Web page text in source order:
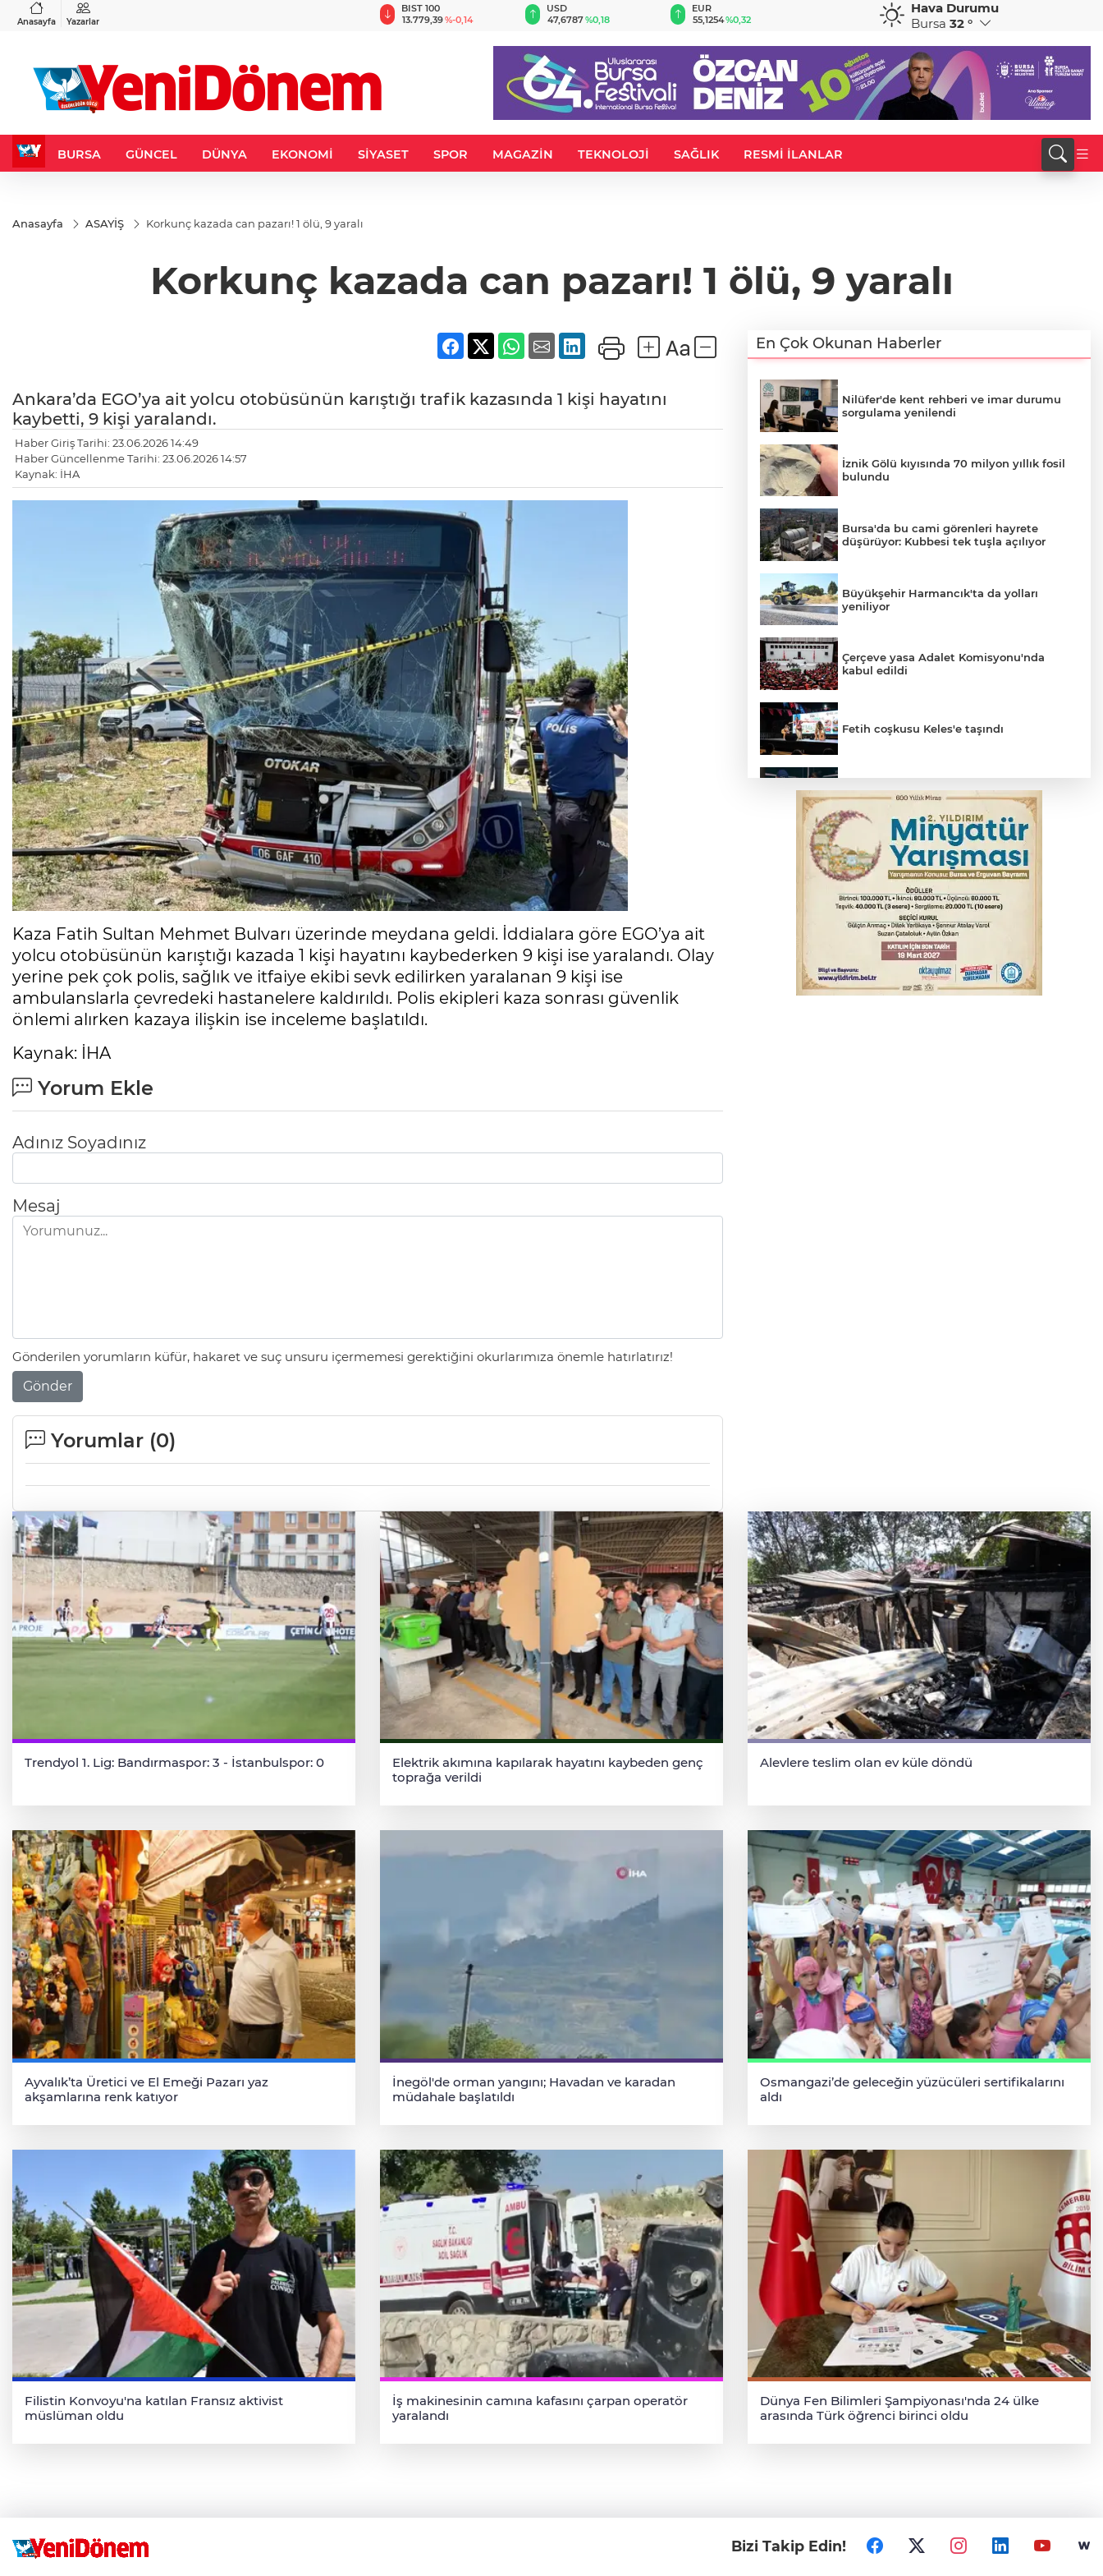
Anasayfa Yazarlar
%-0,22
BIST 100
13.779,39%-0,14
USD
47,6787%0,18
EUR
55,1254%0,32 %0,38
CHF
59,0083
Hava Durumu
Bursa 32 °
BURSA GÜNCEL DÜNYA EKONOMİ SİYASET SPOR MAGAZİN TEKNOLOJİ SAĞLIK RESMİ İLANLAR
Anasayfa ASAYİŞ Korkunç kazada can pazarı! 1 ölü, 9 yaralı
Korkunç kazada can pazarı! 1 ölü, 9 yaralı
Ankara’da EGO’ya ait yolcu otobüsünün karıştığı trafik kazasında 1 kişi hayatını
kaybetti, 9 kişi yaralandı.
Haber Giriş Tarihi: 23.06.2026 14:49
Haber Güncellenme Tarihi: 23.06.2026 14:57
Kaynak: İHA
Kaza Fatih Sultan Mehmet Bulvarı üzerinde meydana geldi. İddialara göre EGO’ya ait
yolcu otobüsünün karıştığı kazada 1 kişi hayatını kaybederken 9 kişi ise yaralandı. Olay
yerine pek çok polis, sağlık ve itfaiye ekibi sevk edilirken yaralanan 9 kişi ise
ambulanslarla çevredeki hastanelere kaldırıldı. Polis ekipleri kaza sonrası güvenlik
önlemi alırken kazaya ilişkin ise inceleme başlatıldı.
Kaynak: İHA
Yorum Ekle
Adınız Soyadınız
Mesaj
Gönderilen yorumların küfür, hakaret ve suç unsuru içermemesi gerektiğini okurlarımıza önemle hatırlatırız!
Gönder
Yorumlar (0)
En Çok Okunan Haberler
Nilüfer'de kent rehberi ve imar durumu
sorgulama yenilendi
İznik Gölü kıyısında 70 milyon yıllık fosil
bulundu
Bursa'da bu cami görenleri hayrete
düşürüyor: Kubbesi tek tuşla açılıyor
Büyükşehir Harmancık'ta da yolları
yeniliyor
Çerçeve yasa Adalet Komisyonu'nda
kabul edildi
Fetih coşkusu Keles'e taşındı
kişi tutuklandı
İnegöl’de yangın paniği! Apartmana
sıçrayan alevler söndürüldü
Elektrik akımına kapılan işçi hayatını
kaybetti
Serbest piyasada döviz fiyatları
Trendyol 1. Lig: Bandırmaspor: 3 - İstanbulspor: 0
Elektrik akımına kapılarak hayatını kaybeden genç
toprağa verildi
Alevlere teslim olan ev küle döndü
Ayvalık’ta Üretici ve El Emeği Pazarı yaz
akşamlarına renk katıyor
İnegöl'de orman yangını; Havadan ve karadan
müdahale başlatıldı
Osmangazi’de geleceğin yüzücüleri sertifikalarını
aldı
Filistin Konvoyu'na katılan Fransız aktivist
müslüman oldu
İş makinesinin camına kafasını çarpan operatör
yaralandı
Dünya Fen Bilimleri Şampiyonası'nda 24 ülke
arasında Türk öğrenci birinci oldu
Bizi Takip Edin!